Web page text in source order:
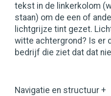
tekst in de linkerkolom
staan) om de een of
lichtgrijze tint gezet.
witte achtergrond? Is er
bedrijf die ziet dat dat
Navigatie en structuur +